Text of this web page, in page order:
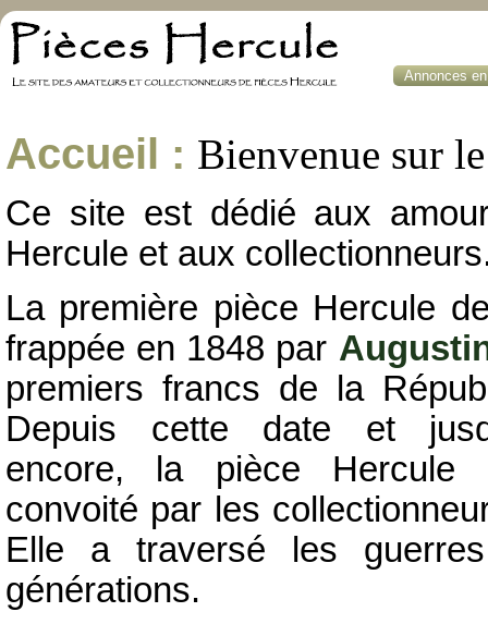
Annonces
Accueil : Bienvenue sur
Ce site est dédié aux
Hercule et aux
La première pièce Hercule
frappée en 1848 par
premiers francs de la
Depuis cette date et
encore, la pièce Hercule
convoité par les
Elle a traversé les
générations.